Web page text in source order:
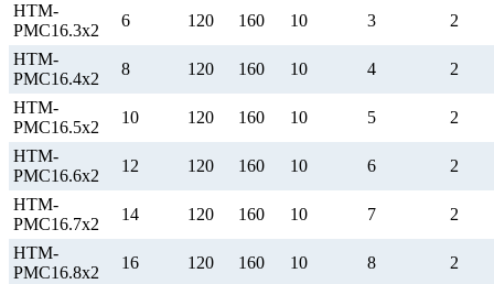
НТМ-
РМС16.3х2
6 120 160 10 3 2
НТМ-
РМС16.4х2
8 120 160 10 4 2
НТМ-
РМС16.5х2
10 120 160 10 5 2
НТМ-
РМС16.6х2
12 120 160 10 6 2
НТМ-
РМС16.7х2
14 120 160 10 7 2
НТМ-
РМС16.8х2
16 120 160 10 8 2